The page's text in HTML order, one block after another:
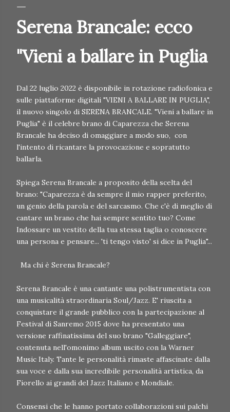
Serena Brancale: ecco
"Vieni a ballare in Puglia
Dal 22 luglio 2022 è disponibile in rotazione radiofonica e
sulle piattaforme digitali "VIENI A BALLARE IN PUGLIA",
il nuovo singolo di SERENA BRANCALE. "Vieni a ballare in
Puglia" è il celebre brano di Caparezza che Serena
Brancale ha deciso di omaggiare a modo suo, con
l'intento di ricantare la provocazione e sopratutto
ballarla.
Spiega Serena Brancale a proposito della scelta del
brano: "Caparezza è da sempre il mio rapper preferito,
un genio della parola e del sarcasmo. Che c'è di meglio di
cantare un brano che hai sempre sentito tuo? Come
Indossare un vestito della tua stessa taglia o conoscere
una persona e pensare... 'ti tengo visto' si dice in Puglia"...
Ma chi è Serena Brancale?
Serena Brancale è una cantante una polistrumentista con
una musicalità straordinaria Soul/Jazz. E' riuscita a
conquistare il grande pubblico con la partecipazione al
Festival di Sanremo 2015 dove ha presentato una
versione raffinatissima del suo brano "Galleggiare",
contenuta nell'omonimo album uscito con la Warner
Music Italy. Tante le personalità rimaste affascinate dalla
sua voce e dalla sua incredibile personalità artistica, da
Fiorello ai grandi del Jazz Italiano e Mondiale.
Consensi che le hanno portato collaborazioni sui palchi